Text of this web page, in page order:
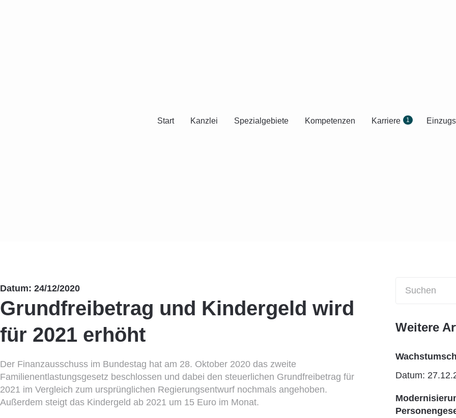
Start Kanzlei Spezialgebiete Kompetenzen Karriere 1
Datum: 24/12/2020
Grundfreibetrag und Kindergeld wird
für 2021 erhöht
Der Finanzausschuss im Bundestag hat am 28. Oktober 2020 das zweite
Familienentlastungsgesetz beschlossen und dabei den steuerlichen Grundfreibetrag für
2021 im Vergleich zum ursprünglichen Regierungsentwurf nochmals angehoben.
Außerdem steigt das Kindergeld ab 2021 um 15 Euro im Monat.
Weitere
Datum: